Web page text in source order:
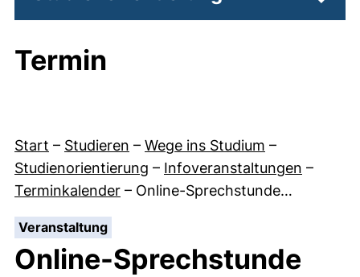
Termin
Start – Studieren – Wege ins Studium –
Studienorientierung – Infoveranstaltungen –
Terminkalender – Online-Sprechstunde…
Veranstaltung:
Online-Sprechstunde